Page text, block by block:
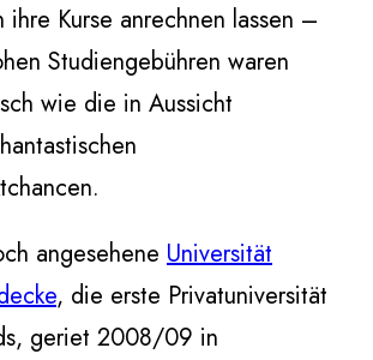
ihre Kurse anrechnen lassen –
Studiengebühren waren
wie die in Aussicht
angesehene Universität
, die erste Privatuniversität
geriet 2008/09 in